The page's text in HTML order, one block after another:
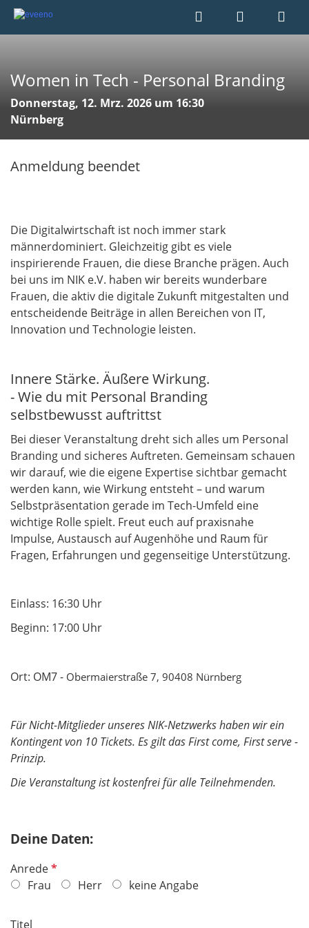
Women in Tech - Personal Branding
Donnerstag, 12. Mrz. 2026 um 16:30
Nürnberg
Anmeldung beendet
Die Digitalwirtschaft ist noch immer stark
männerdominiert. Gleichzeitig gibt es viele
inspirierende Frauen, die diese Branche prägen. Auch
bei uns im NIK e.V. haben wir bereits wunderbare
Frauen, die aktiv die digitale Zukunft mitgestalten und
entscheidende Beiträge in allen Bereichen von IT,
Innovation und Technologie leisten.
Innere Stärke. Äußere Wirkung.
- Wie du mit Personal Branding
selbstbewusst auftrittst
Bei dieser Veranstaltung dreht sich alles um Personal
Branding und sicheres Auftreten. Gemeinsam schauen
wir darauf, wie die eigene Expertise sichtbar gemacht
werden kann, wie Wirkung entsteht – und warum
Selbstpräsentation gerade im Tech-Umfeld eine
wichtige Rolle spielt. Freut euch auf praxisnahe
Impulse, Austausch auf Augenhöhe und Raum für
Fragen, Erfahrungen und gegenseitige Unterstützung.
Einlass: 16:30 Uhr
Beginn: 17:00 Uhr
Ort: OM7 - Obermaierstraße 7, 90408 Nürnberg
Für Nicht-Mitglieder unseres NIK-Netzwerks haben wir ein
Kontingent von 10 Tickets. Es gilt das First come, First serve -
Prinzip.
Die Veranstaltung ist kostenfrei für alle Teilnehmenden.
Deine Daten:
AnredeP
f
Frau Herr keine Angabe
Titel